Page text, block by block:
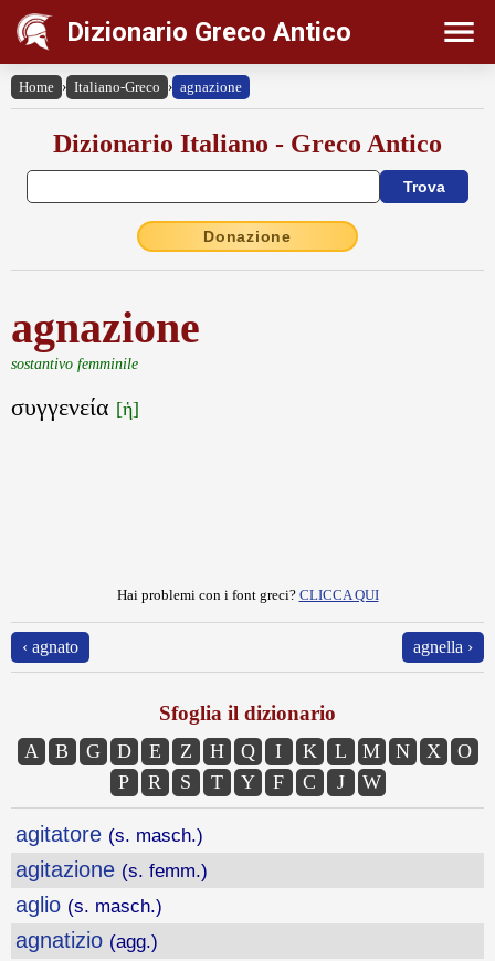
Dizionario Greco Antico
Home › Italiano-Greco › agnazione
Dizionario Italiano - Greco Antico
Donazione
agnazione
sostantivo femminile
συγγενεία [ἡ]
Hai problemi con i font greci? CLICCA QUI
‹ agnato agnella ›
Sfoglia il dizionario
A B G D E Z H Q I K L M N X
O
P
R S T Y F C J W
agitatore (s. masch.)
agitazione (s. femm.)
aglio (s. masch.)
agnatizio (agg.)